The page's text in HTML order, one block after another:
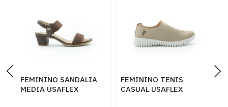
FEMININO SANDALIA
MEDIA USAFLEX
FEMININO TENIS
CASUAL USAFLEX